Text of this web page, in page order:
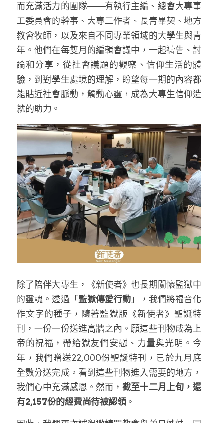
而充滿活力的團隊——有執行主編、總會大專事
工委員會的幹事、大專工作者、長青畢契、地方
教會牧師，以及來自不同專業領域的大學生與青
年。他們在每雙月的編輯會議中，一起禱告、討
論和分享，從社會議題的觀察、信仰生活的體
驗，到對學生處境的理解，盼望每一期的內容都
能貼近社會脈動，觸動心靈，成為大專生信仰造
就的助力。
除了陪伴大專生，《新使者》也長期關懷監獄中
的靈魂。透過「 監獄傳愛行動 」，我們將福音化
作文字的種子，隨著監獄版《新使者》聖誕特
刊，一份一份送進高牆之內。願這些刊物成為上
帝的祝福，帶給獄友們安慰、力量與光明。今
年，我們贈送22,000份聖誕特刊，已於九月底
全數分送完成。看到這些刊物進入需要的地方，
我們心中充滿感恩。然而，截至十二月上旬，還
有2,157份的經費尚待被認領 。